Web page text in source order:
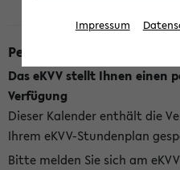
Persönlicher Kalender
Das eKVV stellt Ihnen einen
Verfügung
Dieser Kalender enthält die
Ihrem eKVV-Stundenplan
Bitte melden Sie sich am
Impressum